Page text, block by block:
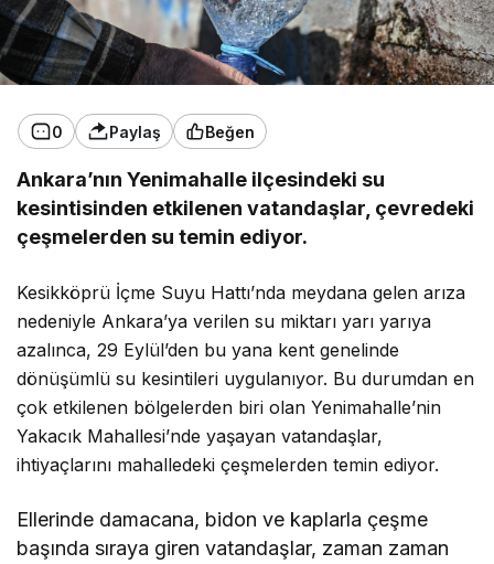
0 Paylaş Beğen
Ankara’nın Yenimahalle ilçesindeki su
kesintisinden etkilenen vatandaşlar, çevredeki
çeşmelerden su temin ediyor.
Kesikköprü İçme Suyu Hattı’nda meydana gelen arıza
nedeniyle Ankara’ya verilen su miktarı yarı yarıya
azalınca, 29 Eylül’den bu yana kent genelinde
dönüşümlü su kesintileri uygulanıyor. Bu durumdan en
çok etkilenen bölgelerden biri olan Yenimahalle’nin
Yakacık Mahallesi’nde yaşayan vatandaşlar,
ihtiyaçlarını mahalledeki çeşmelerden temin ediyor.
Ellerinde damacana, bidon ve kaplarla çeşme
başında sıraya giren vatandaşlar, zaman zaman